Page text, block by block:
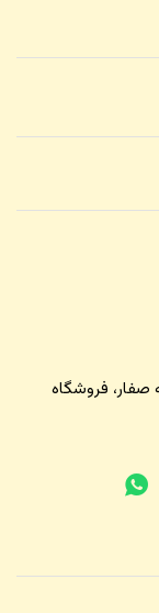
صفار، فروشگاه